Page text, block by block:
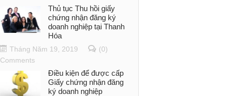
Thủ tục Thu hồi giấy
chứng nhận đăng ký
doanh nghiệp tại Thanh
Hóa
Tháng Năm 19, 2019
(0)
Comments
Điều kiện để được cấp
Giấy chứng nhận đăng
ký doanh nghiệp